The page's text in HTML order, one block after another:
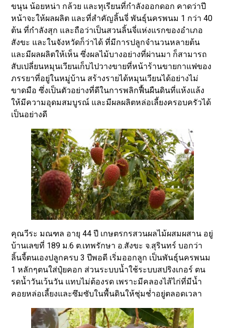
ขนุน น้อยหน่า กล้วย และทุเรียนที่กำลังออกดอก คาดว่าปี
หน้าจะให้ผลผลิต และที่สำคัญลิ้นจี่ พันธุ์นครพนม 1 กว่า 40
ต้น ที่กำลังสุก และถือว่าเป็นสวนลิ้นจี่แห่งแรกของอำเภอ
สังขะ และในจังหวัดก็ว่าได้ ที่มีการปลูกจำนวนหลายต้น
และมีผลผลิตให้เห็น ซึ่งผลไม้บางอย่างที่ผ่านมา ก็สามารถ
สับเปลี่ยนหมุนเวียนเก็บไปวางขายที่หน้าร้านขายกาแฟของ
ภรรยาที่อยู่ในหมู่บ้าน สร้างรายได้หมุนเวียนได้อย่างไม่
ขาดมือ ซึ่งเป็นตัวอย่างที่ดีในการพลิกฟื้นผืนดินที่แห้งแล้ง
ให้มีความอุดมสมบูรณ์ และมีผลผลิตหล่อเลี้ยงครอบครัวได้
เป็นอย่างดี
คุณวีระ มณฑล อายุ 44 ปี เกษตรกรสวนผลไม้ผสมผสาน อยู่
บ้านเลขที่ 189 ม.6 ต.เทพรักษา อ.สังขะ จ.สุรินทร์ บอกว่า
ลิ้นจี้ตนเองปลูกครบ 3 ปีพอดี เริ่มออกลูก เป็นพันธุ์นครพนม
1 หลักๆตนใส่ปุ๋ยคอก ส่วนระบบน้ำใช้ระบบสปริงเกอร์ ตน
รดน้ำวันเว้นวัน แทบไม่ต้องรด เพราะมีคลองไส้ไก่ที่มีน้ำ
คอยหล่อเลี้ยงและซึมซับในพื้นดินให้ชุ่มช่ำอยู่ตลอดเวลา